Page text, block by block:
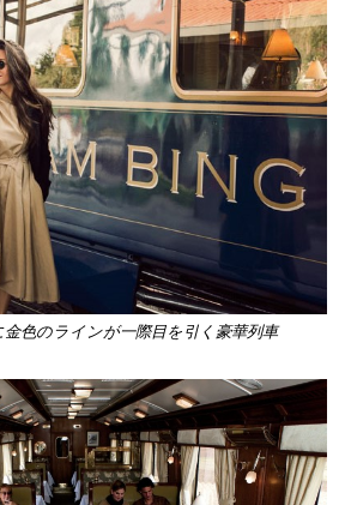
色のラインが一際目を引く豪華列車